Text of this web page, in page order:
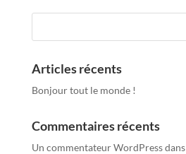
Articles récents
Bonjour tout le monde !
Commentaires récents
Un commentateur WordPressdans